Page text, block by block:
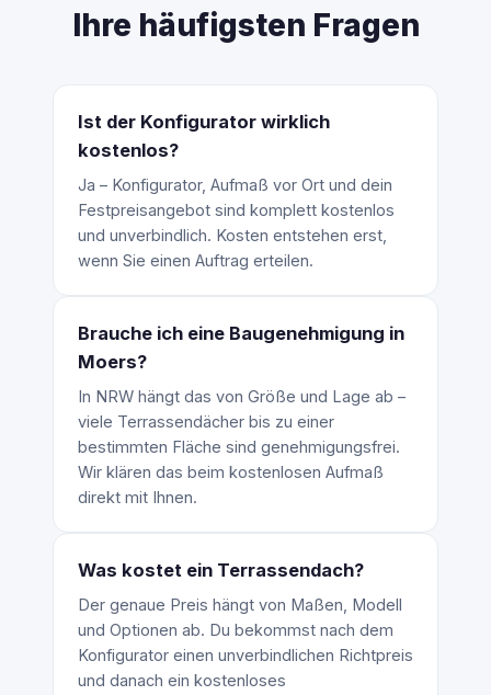
Ihre häufigsten Fragen
Ist der Konfigurator wirklich
kostenlos?
Ja – Konfigurator, Aufmaß vor Ort und dein
Festpreisangebot sind komplett kostenlos
und unverbindlich. Kosten entstehen erst,
wenn Sie einen Auftrag erteilen.
Brauche ich eine Baugenehmigung in
Moers?
In NRW hängt das von Größe und Lage ab –
viele Terrassendächer bis zu einer
bestimmten Fläche sind genehmigungsfrei.
Wir klären das beim kostenlosen Aufmaß
direkt mit Ihnen.
Was kostet ein Terrassendach?
Der genaue Preis hängt von Maßen, Modell
und Optionen ab. Du bekommst nach dem
Konfigurator einen unverbindlichen Richtpreis
und danach ein kostenloses